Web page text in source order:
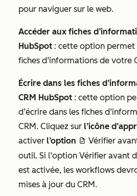
pour naviguer sur le web.
Accéder aux fiches
HubSpot : cette option permet
fiches d’informations de votre
Écrire dans les fiches
CRM HubSpot : cette option
d’écrire dans les fiches
CRM. Cliquez sur l’icône
activer l’option approveDraftIcon Vérifier
outil. Si l’option Vérifier avant
est activée, les workflows
mises à jour du CRM.